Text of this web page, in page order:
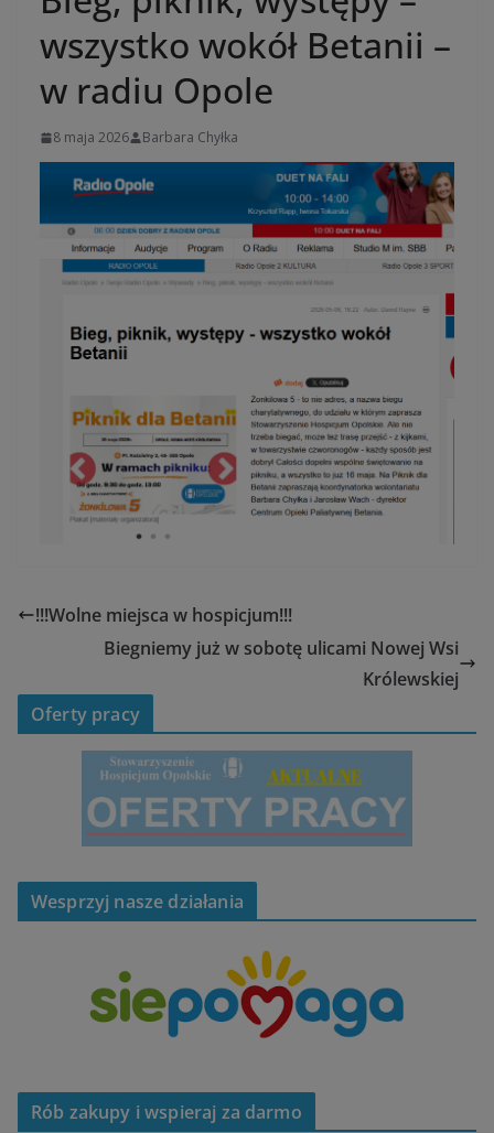
wszystko wokół Betanii –
w radiu Opole
8 maja 2026 Barbara Chyłka
!!!Wolne miejsca w hospicjum!!!
Biegniemy już w sobotę ulicami Nowej Wsi
Królewskiej
Oferty pracy
Wesprzyj nasze działania
Rób zakupy i wspieraj za darmo